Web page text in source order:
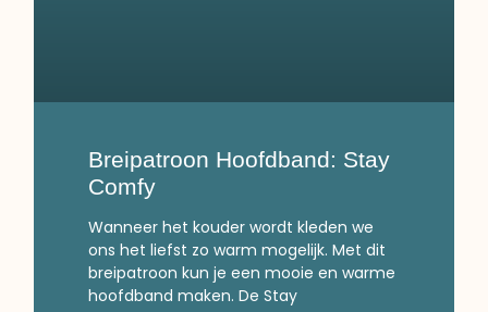
Breipatroon Hoofdband: Stay
Comfy
Wanneer het kouder wordt kleden we
ons het liefst zo warm mogelijk. Met dit
breipatroon kun je een mooie en warme
hoofdband maken. De Stay